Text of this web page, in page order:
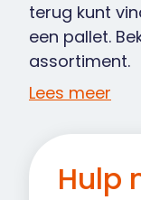
terug kunt
een pallet.
assortiment.
Lees meer
Hulp